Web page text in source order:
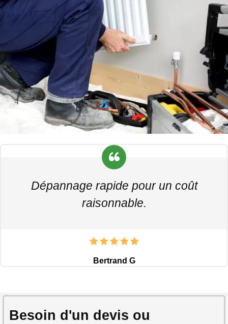
Dépannage rapide pour un coût
raisonnable.
Bertrand G
Besoin d'un devis ou